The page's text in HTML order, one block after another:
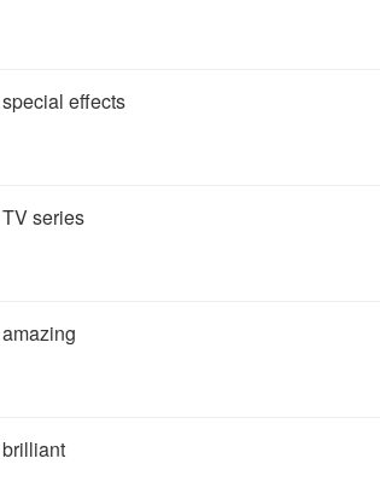
special effects
TV series
amazing
brilliant